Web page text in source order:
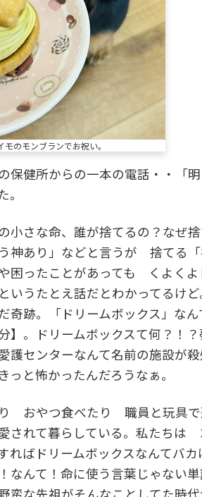
モのモンブランでお祝い。
保健所からの一本の電話・・「
。
小さな命、誰が捨てるの？なぜ
う神あり」などと言うが 捨てる
困ったことがあっても くよくよ
いうたとえ話だとわかってるけ
奇跡。「ドリームボックス」な
】。ドリームボックスて何？！
護センターなんて名前の施設が
怖かったんだろうなぁ。
おやつ食べたり 職員と玩具
されて暮らしている。私たちは
ればドリームボックスなんてバ
んて！命に使う言葉じゃない